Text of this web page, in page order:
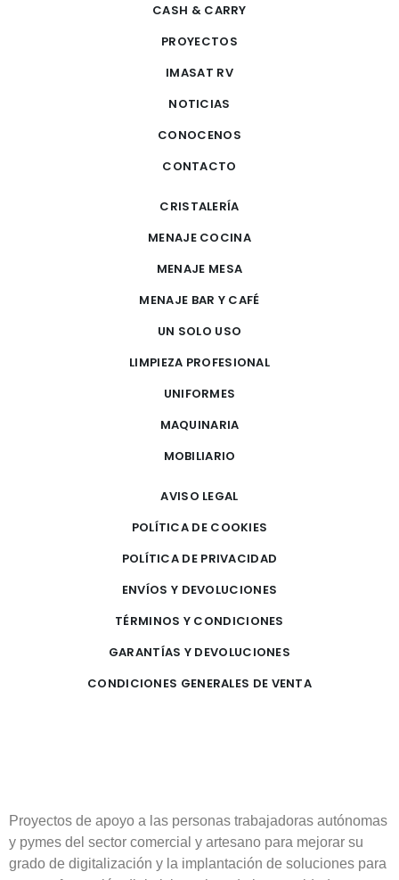
CASH & CARRY
PROYECTOS
IMASAT RV
NOTICIAS
CONOCENOS
CONTACTO
CRISTALERÍA
MENAJE COCINA
MENAJE MESA
MENAJE BAR Y CAFÉ
UN SOLO USO
LIMPIEZA PROFESIONAL
UNIFORMES
MAQUINARIA
MOBILIARIO
AVISO LEGAL
POLÍTICA DE COOKIES
POLÍTICA DE PRIVACIDAD
ENVÍOS Y DEVOLUCIONES
TÉRMINOS Y CONDICIONES
GARANTÍAS Y DEVOLUCIONES
CONDICIONES GENERALES DE VENTA
Proyectos de apoyo a las personas trabajadoras autónomas
y pymes del sector comercial y artesano para mejorar su
grado de digitalización y la implantación de soluciones para